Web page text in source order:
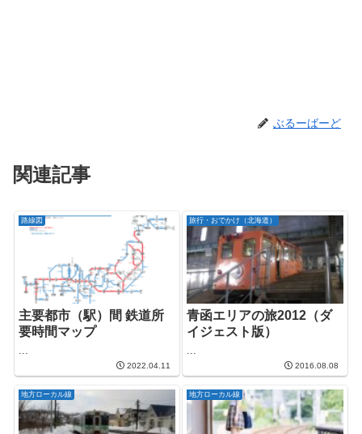
ぶるーばーど
関連記事
路線図
主要都市（駅）間 鉄道所
要時間マップ
...
2022.04.11
旅行・おでかけ（北海道）
青函エリアの旅2012（ダ
イジェスト版）
...
2016.08.08
地方ローカル線 地方ローカル線